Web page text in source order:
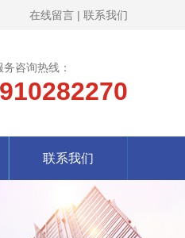
在线留言 | 联系我们
咨询热线：
联系我们